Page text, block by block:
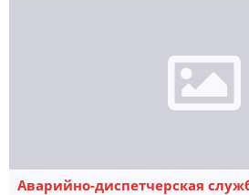
Аварийно-диспетчерская